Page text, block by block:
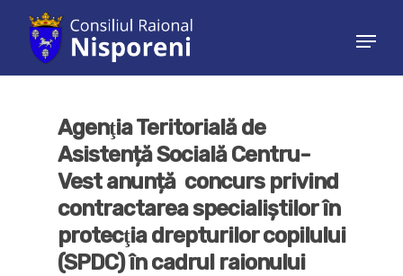
Agenţia Teritorială de
Asistență Socială Centru-
Vest anunță concurs privind
contractarea specialiştilor în
protecţia drepturilor copilului
(SPDC) în cadrul raionului